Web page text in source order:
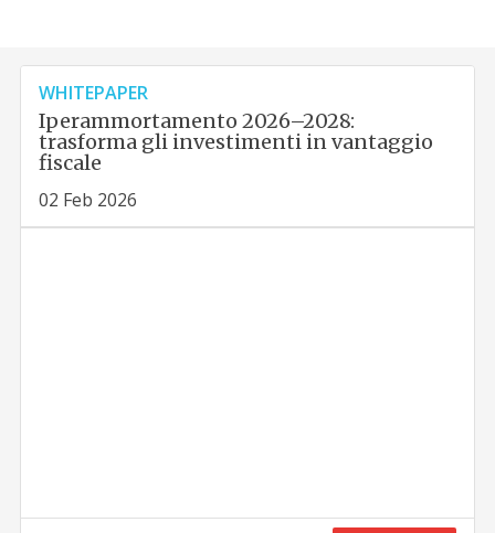
WHITEPAPER
Iperammortamento 2026–2028:
trasforma gli investimenti in vantaggio
fiscale
02 Feb 2026